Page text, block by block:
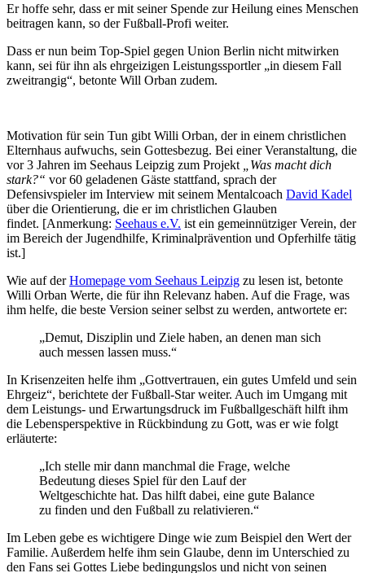
Er hoffe sehr, dass er mit seiner Spende zur Heilung eines Menschen
beitragen kann, so der Fußball-Profi weiter.
Dass er nun beim Top-Spiel gegen Union Berlin nicht mitwirken
kann, sei für ihn als ehrgeizigen Leistungssportler „in diesem Fall
zweitrangig“, betonte Will Orban zudem.
Motivation für sein Tun gibt Willi Orban, der in einem christlichen
Elternhaus aufwuchs, sein Gottesbezug. Bei einer Veranstaltung, die
vor 3 Jahren im Seehaus Leipzig zum Projekt
„Was macht dich
stark?“ vor 60 geladenen Gäste stattfand, sprach der
Defensivspieler im Interview mit seinem Mentalcoach David Kadel
über die Orientierung, die er im christlichen Glauben
findet. [Anmerkung: Seehaus e.V. ist ein gemeinnütziger Verein, der
im Bereich der Jugendhilfe, Kriminalprävention und Opferhilfe tätig
ist.]
Wie auf derHomepage vom Seehaus Leipzig zu lesen ist, betonte
Willi Orban Werte, die für ihn Relevanz haben. Auf die Frage, was
ihm helfe, die beste Version seiner selbst zu werden, antwortete er:
„Demut, Disziplin und Ziele haben, an denen man sich
auch messen lassen muss.“
In Krisenzeiten helfe ihm „Gottvertrauen, ein gutes Umfeld und sein
Ehrgeiz“, berichtete der Fußball-Star weiter. Auch im Umgang mit
dem Leistungs- und Erwartungsdruck im Fußballgeschäft hilft ihm
die Lebensperspektive in Rückbindung zu Gott, was er wie folgt
erläuterte:
„Ich stelle mir dann manchmal die Frage, welche
Bedeutung dieses Spiel für den Lauf der
Weltgeschichte hat. Das hilft dabei, eine gute Balance
zu finden und den Fußball zu relativieren.“
Im Leben gebe es wichtigere Dinge wie zum Beispiel den Wert der
Familie. Außerdem helfe ihm sein Glaube, denn im Unterschied zu
den Fans sei Gottes Liebe bedingungslos und nicht von seinen